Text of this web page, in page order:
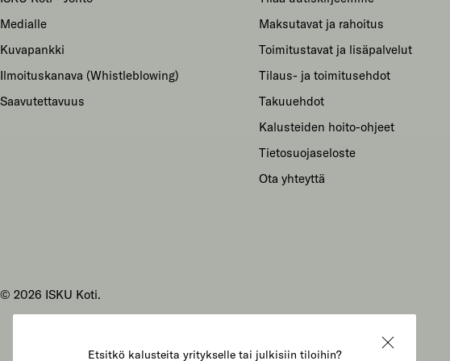
Medialle
Kuvapankki
Ilmoituskanava (Whistleblowing)
Saavutettavuus
Maksutavat ja rahoitus
Toimitustavat ja lisäpalvelut
Tilaus- ja toimitusehdot
Takuuehdot
Kalusteiden hoito-ohjeet
Tietosuojaseloste
Ota yhteyttä
© 2026 ISKU Koti.